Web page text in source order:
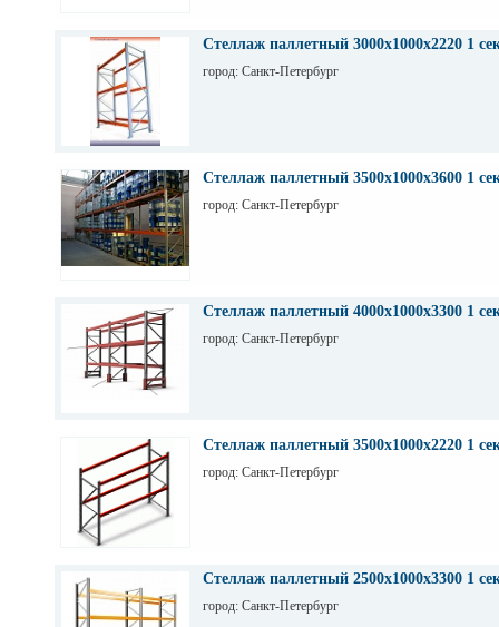
Стеллаж паллетный 3000х1000х2220 1
город: Санкт-Петербург
Стеллаж паллетный 3500х1000х3600 1
город: Санкт-Петербург
Стеллаж паллетный 4000х1000х3300 1
город: Санкт-Петербург
Стеллаж паллетный 3500х1000х2220 1
город: Санкт-Петербург
Стеллаж паллетный 2500х1000х3300 1
город: Санкт-Петербург